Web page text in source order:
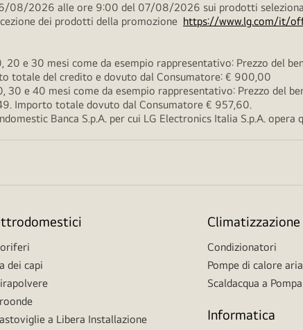
08/2026 alle ore 9:00 del 07/08/2026 sui prodotti
dei prodotti della promozione https://www.lg.com/it/
e 30 mesi come da esempio rappresentativo: Prezzo del
totale del credito e dovuto dal Consumatore: € 900,00
e 40 mesi come da esempio rappresentativo: Prezzo del
Importo totale dovuto dal Consumatore € 957,60.
Banca S.p.A. per cui LG Electronics Italia S.p.A.
dei capi
a Libera Installazione
Climatizzazione
Condizionatori
Pompe di calore
Scaldacqua a
Informatica